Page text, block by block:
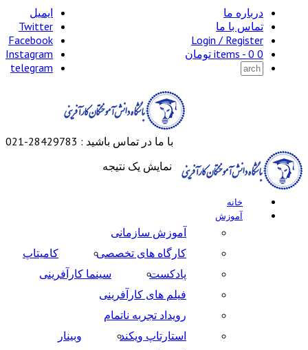
درباره ما
تماس با ما
Login / Register
0 items -
0 تومان
ایمیل
Twitter
Facebook
Instagram
telegram
با ما در تماس باشید : 28429783-021
خانه
آموزش
آموزش سازمانی
کارگاه های تخصصی
کامیتاپ
پادکست
سینما کارآفرینی
فیلم های کارآفرینی
رویداد تجربه ناتمام
استارتاپ ویکند
وبینار
نمایش یک نتیجه